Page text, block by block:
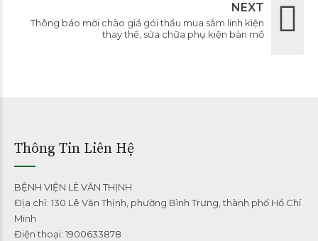
NEXT
Thông báo mời chào giá gói thầu mua sắm linh kiện
thay thế, sửa chữa phụ kiện bàn mổ
Thông Tin Liên Hệ
BỆNH VIỆN LÊ VĂN THỊNH
Địa chỉ: 130 Lê Văn Thịnh, phường Bình Trưng, thành phố Hồ Chí
Minh
Điện thoại: 1900633878